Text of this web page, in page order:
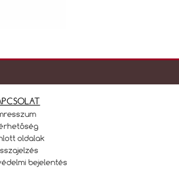
oldalak
bejelentés